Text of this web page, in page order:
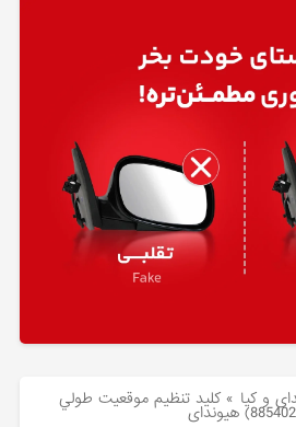
و کیا »كليد تنظيم موقعيت طولي